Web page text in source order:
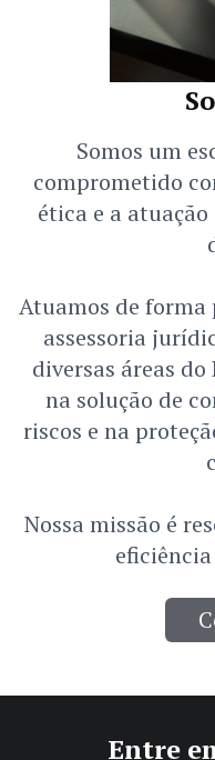
Somos um
comprometido
ética e a
Atuamos de forma
assessoria
diversas áreas
na solução de
riscos e na
Nossa missão é
Entre